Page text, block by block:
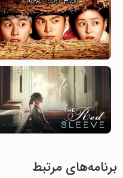
برنامه‌های مرتبط